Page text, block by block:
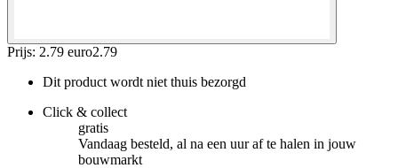
Prijs: 2.79 euro2.79
Dit product wordt niet thuis bezorgd
Click & collect
gratis
Vandaag besteld, al na een uur af te halen in jouw
bouwmarkt